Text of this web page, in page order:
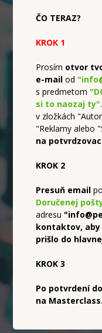
ČO TERAZ?
KROK 1
Prosím otvor
e-mailod
s predmetom
si to naozaj ty".
v zložkách
"Reklamy alebo
na
KROK 2
Presuň email
Doručenej
adresu
kontaktov,
prišlo do
KROK 3
Po potvrdení
na Masterclass.